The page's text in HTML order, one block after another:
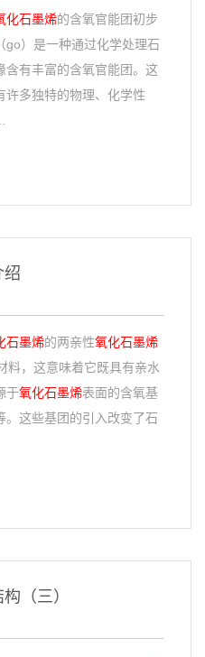
化石墨烯的含氧官能团初步
（go）是一种通过化学处理石
含有丰富的含氧官能团。这
许多独特的物理、化学性
绍
石墨烯的两亲性氧化石墨烯
料，这意味着它既具有亲水
于氧化石墨烯表面的含氧基
。这些基团的引入改变了石
（三）